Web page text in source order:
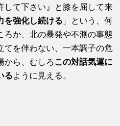
して下さい』と膝を屈して来
を強化し続ける 」という、何
ろか、北の暴発や不測の事態
てを伴わない、一本調子の危
から、むしろ この対話気運に
るように見える。